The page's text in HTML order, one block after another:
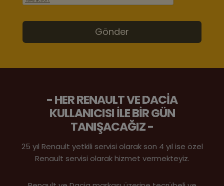
- HER RENAULT VE DACIA
KULLANICISI ILE BIR GÜN
TANIŞACAĞIZ -
25 yıl Renault yetkili servisi olarak son 4 yıl ise özel
Renault servisi olarak hizmet vermekteyiz.